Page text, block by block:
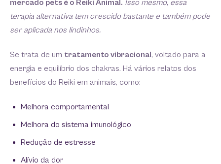
mercado pets é o Reiki Animal. Isso mesmo, essa
terapia alternativa tem crescido bastante e também pode
ser aplicada nos lindinhos.
Se trata de um tratamento vibracional, voltado para a
energia e equilíbrio dos chakras. Há vários relatos dos
benefícios do Reiki em animais, como:
Melhora comportamental
Melhora do sistema imunológico
Redução de estresse
Alívio da dor